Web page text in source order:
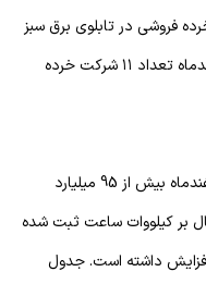
خرده فروشی در تابلوی برق سبز
بورس انرژی آغاز شد و در این تابلو برای اسفندماه تعداد ۱۱ شرکت خرده
ارزش معاملات برق سبز بر اساس تحویل اسفندماه بیش از 95 میلیارد
و متوسط قیمت معاملات 23,514 ریال بر کیلووات ساعت ثبت شده
به ماه قبل به ترتیب 37 و 3,6% افزایش داشته است. جدول